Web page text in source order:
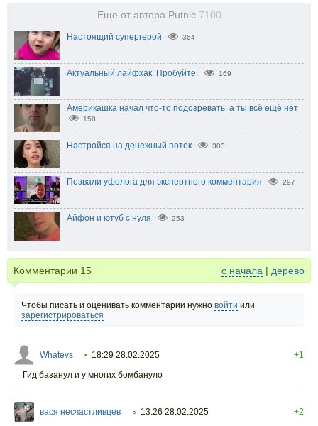
Еще от автора Putnic 7100
Настоящий супергерой 364
Актуальный лайфхак. Пробуйте. 169
Америкашка начал что-то подозревать, а ты всё ещё нет
158
Настройся на денежный поток 303
Позвали уфолога для экспертного комментария 297
Айфон и ютуб с нуля 253
Комментарии 15 с начала | дерево
Чтобы писать и оценивать комментарии нужно войти или
зарегистрироваться
Whatevs • 18:29 28.02.2025
+1
Гид базанул и у многих бомбануло
вася несчастливцев ○ 13:26 28.02.2025
+2